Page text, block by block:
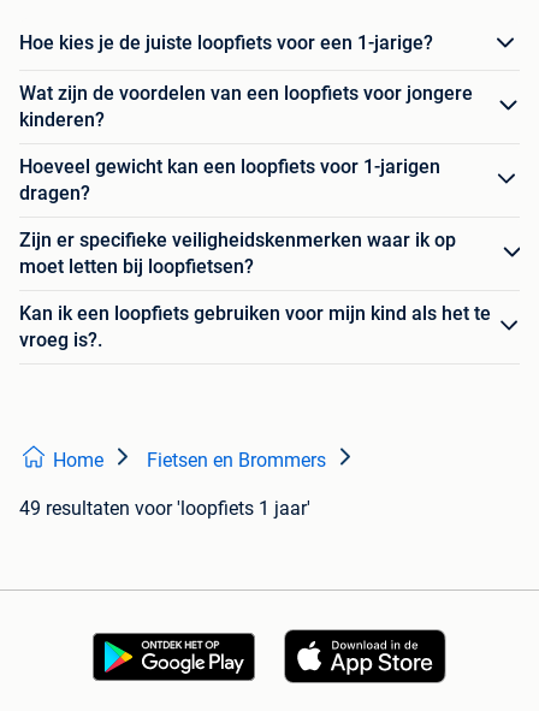
Hoe kies je de juiste loopfiets voor een 1-jarige?
Wat zijn de voordelen van een loopfiets voor jongere
kinderen?
Hoeveel gewicht kan een loopfiets voor 1-jarigen
dragen?
Zijn er specifieke veiligheidskenmerken waar ik op
moet letten bij loopfietsen?
Kan ik een loopfiets gebruiken voor mijn kind als het te
vroeg is?.
Home Fietsen en Brommers
49 resultaten voor 'loopfiets 1 jaar'